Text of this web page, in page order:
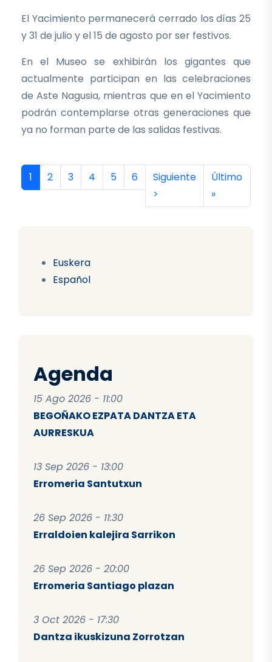
Euskera
Español
Agenda
15 Ago 2026 - 11:00
BEGOÑAKO EZPATA DANTZA ETA
AURRESKUA
13 Sep 2026 - 13:00
Erromeria Santutxun
26 Sep 2026 - 11:30
Erraldoien kalejira Sarrikon
26 Sep 2026 - 20:00
Erromeria Santiago plazan
3 Oct 2026 - 17:30
Dantza ikuskizuna Zorrotzan
El Yacimiento permanecerá cerrado los días 25
y 31 de julio y el 15 de agosto por ser festivos.
En el Museo se exhibirán los gigantes que
actualmente participan en las celebraciones
de Aste Nagusia, mientras que en el Yacimiento
podrán contemplarse otras generaciones que
ya no forman parte de las salidas festivas.
Paginación
Página actual
1 Página
2 Página
3 Página
4 Página
5 Página
6 Siguiente página
Siguiente
>
Última
Último
»